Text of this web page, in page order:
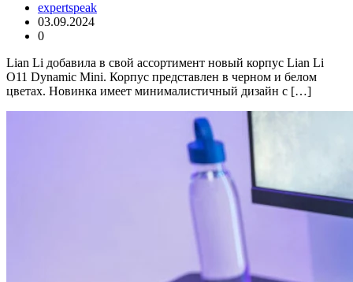
expertspeak
03.09.2024
0
Lian Li добавила в свой ассортимент новый корпус Lian Li
O11 Dynamic Mini. Корпус представлен в черном и белом
цветах. Новинка имеет минималистичный дизайн с […]